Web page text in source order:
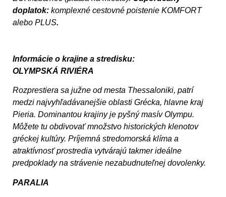
doplatok: komplexné cestovné poistenie KOMFORT
alebo PLUS.
Informácie o krajine a stredisku:
OLYMPSKÁ RIVIÉRA
Rozprestiera sa južne od mesta Thessaloniki, patrí
medzi najvyhľadávanejšie oblasti Grécka, hlavne kraj
Pieria. Dominantou krajiny je pyšný masív Olympu.
Môžete tu obdivovať množstvo historických klenotov
gréckej kultúry. Príjemná stredomorská klíma a
atraktívnosť prostredia vytvárajú takmer ideálne
predpoklady na strávenie nezabudnuteľnej dovolenky.
PARALIA